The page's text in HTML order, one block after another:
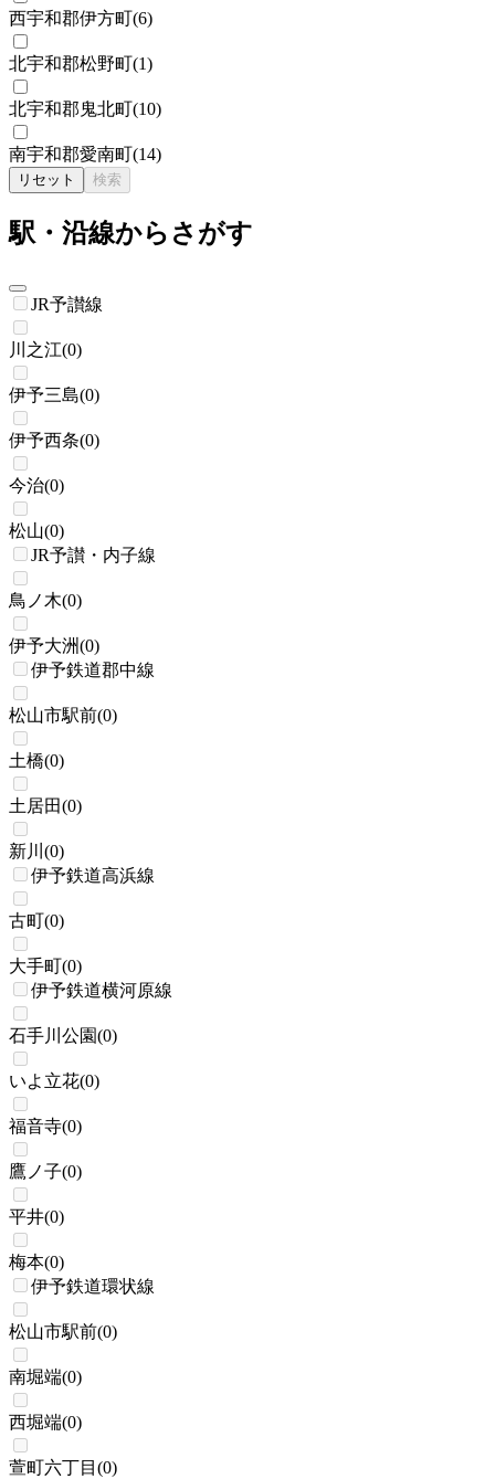
西宇和郡伊方町(6)
北宇和郡松野町(1)
北宇和郡鬼北町(10)
南宇和郡愛南町(14)
リセット 検索
駅・沿線からさがす
JR予讃線
川之江(0)
伊予三島(0)
伊予西条(0)
今治(0)
松山(0)
JR予讃・内子線
鳥ノ木(0)
伊予大洲(0)
伊予鉄道郡中線
松山市駅前(0)
土橋(0)
土居田(0)
新川 (0)
伊予鉄道高浜線
古町(0)
大手町(0)
伊予鉄道横河原線
石手川公園(0)
いよ立花(0)
福音寺(0)
鷹ノ子(0)
平井(0)
梅本(0)
伊予鉄道環状線
松山市駅前(0)
南堀端(0)
西堀端(0)
萱町六丁目 (0)